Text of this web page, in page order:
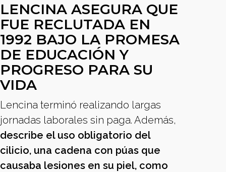
LENCINA ASEGURA QUE
FUE RECLUTADA EN
1992 BAJO LA PROMESA
DE EDUCACIÓN Y
PROGRESO PARA SU
VIDA
Lencina terminó realizando largas
jornadas laborales sin paga. Además,
describe el uso obligatorio del
cilicio, una cadena con púas que
causaba lesiones en su piel, como